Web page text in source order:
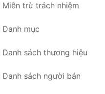
Miễn trừ trách nhiệm
Danh mục
Danh sách thương hiệu
Danh sách người bán